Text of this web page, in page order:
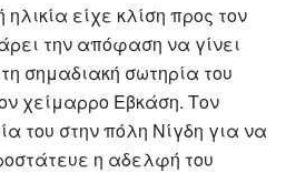
είχε κλίση προς τον
την απόφαση να γίνει
σημαδιακή σωτηρία του
χείμαρρο Εβκάση. Τον
του στην πόλη Νίγδη για να
η αδελφή του